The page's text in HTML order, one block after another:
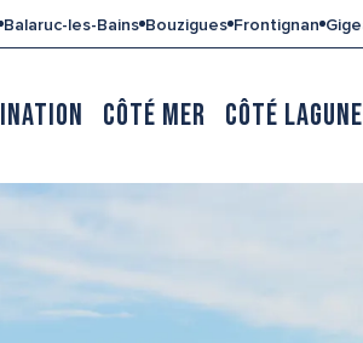
Balaruc-les-Bains Bouzigues Frontignan
CÔTÉ MER CÔTÉ LAGUNE